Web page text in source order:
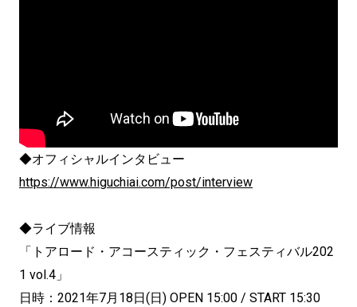
◆オフィシャルインタビュー
https://www.higuchiai.com/post/interview
◆ライブ情報
「トアロード・アコースティック・フェスティバル202
1 vol.4」
日時：2021年7月18日(日) OPEN 15:00 / START 15:30